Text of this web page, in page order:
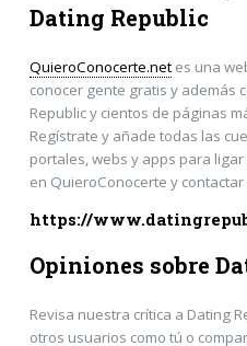
Dating Republic
QuieroConocerte.netes una
conocer gente gratis y además
Republic y cientos de páginas
Regístrate y añade todas las
portales, webs y apps para
en QuieroConocerte y
https://
Opiniones sobre
Revisa nuestra crítica a Dating
otros usuarios como tú o